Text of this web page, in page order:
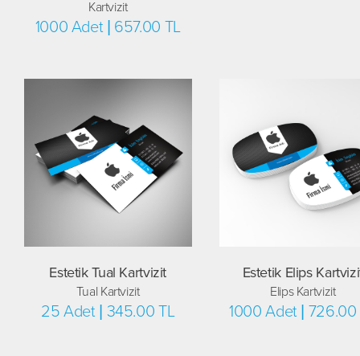
Kartvizit
1000 Adet | 657.00 TL
Estetik Tual Kartvizit
Tual Kartvizit
25 Adet | 345.00 TL
Estetik Elips
Elips Kartvizit
1000 Adet | 726.00